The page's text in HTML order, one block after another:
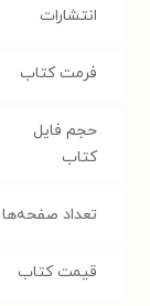
انتشارات
فرمت کتاب
حجم فایل
کتاب
تعداد صفحه‌ها
قیمت کتاب